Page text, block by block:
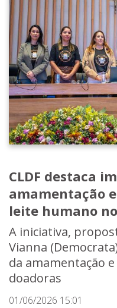
CLDF destaca
amamentação
leite humano
A iniciativa,
Vianna
da amamentação
doadoras
01/06/2026 15:01